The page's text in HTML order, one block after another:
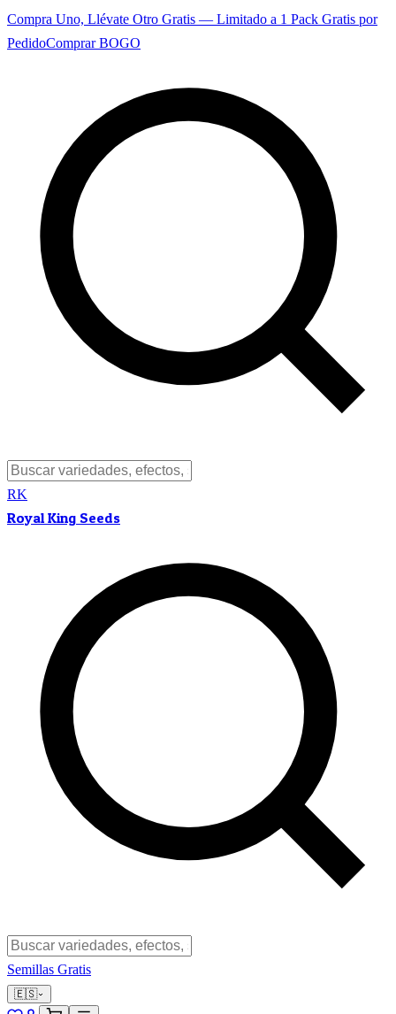
Compra Uno, Llévate Otro Gratis — Limitado a 1 Pack Gratis por
PedidoComprar BOGO
RK
Royal King Seeds
Semillas Gratis
🇪🇸